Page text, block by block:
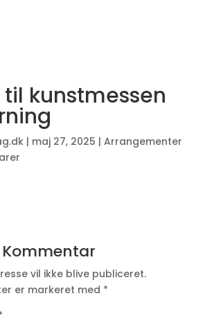
til kunstmessen
| maj 27, 2025 | Arrangementer
vil ikke blive publiceret.
er markeret med *